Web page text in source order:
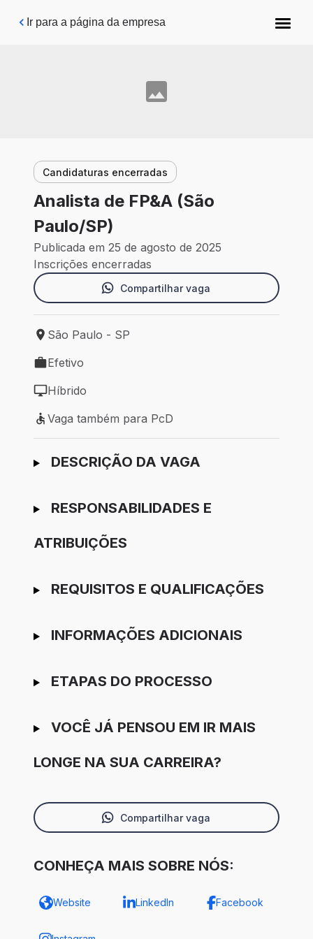
Pular para o conteúdo principal
Ir para a página da empresa
Candidaturas encerradas
Analista de FP&A (São
Paulo/SP)
Publicada em 25 de agosto de 2025
Inscrições encerradas
Compartilhar vaga
Local de trabalho: São Paulo - SP
São Paulo - SP
Tipo de vaga: Efetivo
Efetivo
Modelo de trabalho: Híbrido
Híbrido
Vaga também para PcD
Vaga também para PcD
Ir para candidatura
DESCRIÇÃO DA VAGA
RESPONSABILIDADES E
ATRIBUIÇÕES
REQUISITOS E QUALIFICAÇÕES
INFORMAÇÕES ADICIONAIS
ETAPAS DO PROCESSO
VOCÊ JÁ PENSOU EM IR MAIS
LONGE NA SUA CARREIRA?
Compartilhar vaga
CONHEÇA MAIS SOBRE NÓS:
Website LinkedIn Facebook